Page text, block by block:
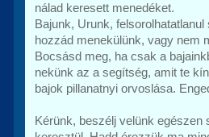
nálad keresett menedéket.
Bajunk, Urunk,
hozzád menekülünk, vagy nem
Bocsásd meg, ha csak a
nekünk az a segítség, amit te
bajok pillanatnyi orvoslása.
Kérünk, beszélj velünk